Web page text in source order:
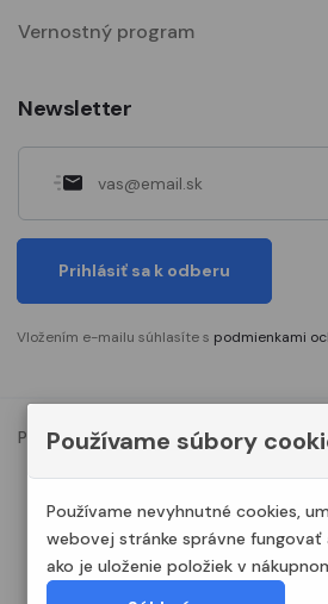
Vernostný program
Newsletter
Prihlásiť sa k odberu
Vložením e-mailu súhlasíte s podmienkami
Podmienky ochrany osobných údajov
Používame súbory
Používame nevyhnutné cookies,
webovej stránke správne fungovať
ako je uloženie položiek v
© 2023. Všetky práva